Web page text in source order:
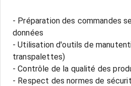
- Préparation des commandes
données
- Utilisation d'outils de
transpalettes)
- Contrôle de la qualité des
- Respect des normes de